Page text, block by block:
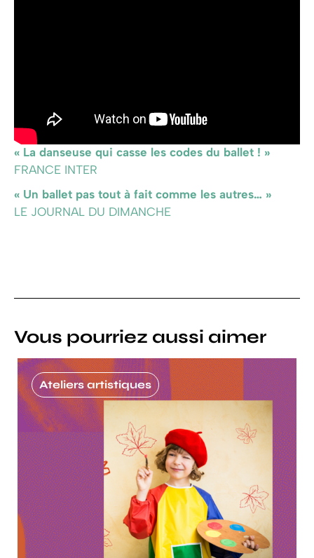
« La danseuse qui casse les codes du ballet ! »
FRANCE INTER
« Un ballet pas tout à fait comme les autres… »
LE JOURNAL DU DIMANCHE
Vous pourriez aussi aimer
Ateliers artistiques